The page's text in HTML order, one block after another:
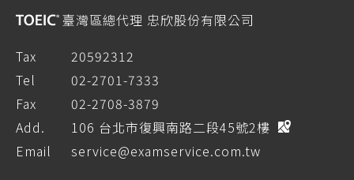
臺灣區總代理 忠欣股份有限公司
Tax
20592312
Tel
02-2701-7333
Fax
02-2708-3879
Add.
106 台北市復興南路二段45號2樓
Email
service@examservice.com.tw